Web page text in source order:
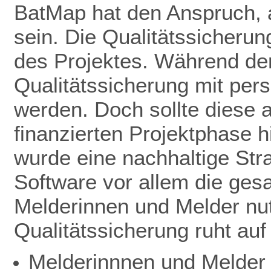
BatMap hat den
sein. Die
des Projektes. Während
Qualitätssicherung mit
werden. Doch sollte diese
finanzierten Projektphase
wurde eine nachhaltige
Software vor allem die
Melderinnen und Melder
Qualitätssicherung ruht
Melderinnnen und